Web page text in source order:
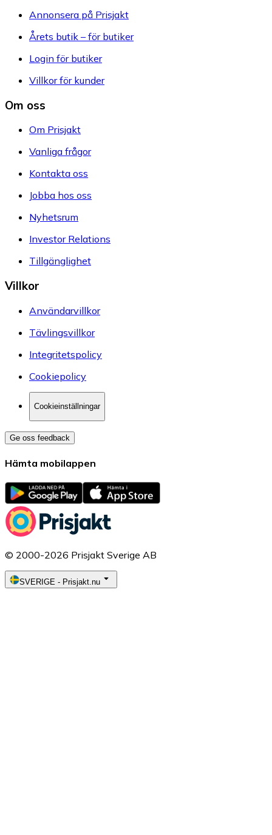
Annonsera på Prisjakt
Årets butik – för butiker
Login för butiker
Villkor för kunder
Om oss
Om Prisjakt
Vanliga frågor
Kontakta oss
Jobba hos oss
Nyhetsrum
Investor Relations
Tillgänglighet
Villkor
Användarvillkor
Tävlingsvillkor
Integritetspolicy
Cookiepolicy
Cookieinställningar
Ge oss feedback
Hämta mobilappen
© 2000-2026 Prisjakt Sverige AB
SVERIGE - Prisjakt.nu